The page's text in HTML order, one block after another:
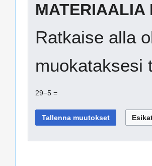
MATERIAALIA
Ratkaise alla
muokataksesi
29−5 =